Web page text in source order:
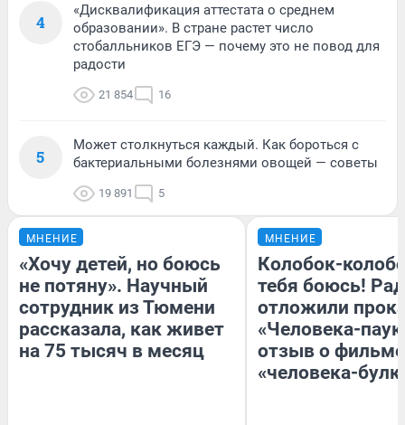
4
«Дисквалификация аттестата о среднем
образовании». В стране растет число
стобалльников ЕГЭ — почему это не повод для
радости
21 854 16
5
Может столкнуться каждый. Как бороться с
бактериальными болезнями овощей — советы
19 891 5
МНЕНИЕ
«Хочу детей, но боюсь
не потяну». Научный
сотрудник из Тюмени
рассказала, как живет
на 75 тысяч в месяц
МНЕНИЕ
Колобок-
тебя боюсь!
отложили
«Человека-
отзыв о
«человека-